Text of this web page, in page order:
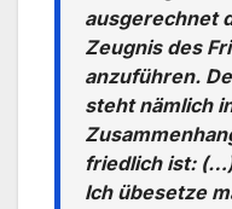
ausgerechnet
Zeugnis des
anzuführen.
steht nämlich
friedlich ist:
Ich übesetze